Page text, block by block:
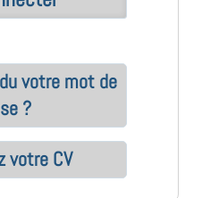
votre mot de
?
votre CV